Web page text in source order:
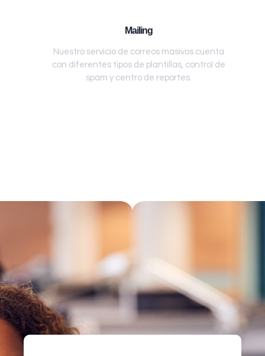
Mailing
Nuestro servicio de correos masivos cuenta
con diferentes tipos de plantillas, control de
spam y centro de reportes.